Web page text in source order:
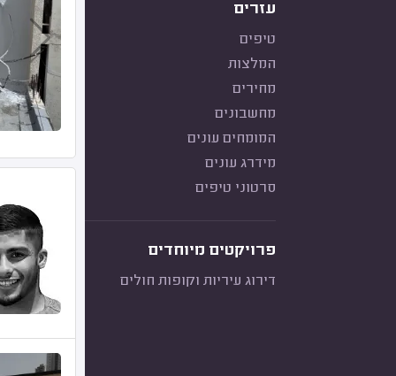
עזרים
טיפים
המלצות
מחירים
מחשבונים
המומחים עונים
מידרג עונים
סרטוני טיפים
פרויקטים מיוחדים
דירוג עיריות וקופות חולים